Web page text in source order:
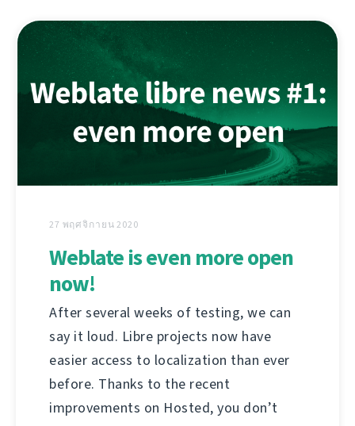
27 พฤศจิกายน 2020
Weblate is even more open
now!
After several weeks of testing, we can
say it loud. Libre projects now have
easier access to localization than ever
before. Thanks to the recent
improvements on Hosted, you don’t